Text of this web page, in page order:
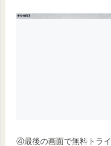
④最後の画面で無料トラ